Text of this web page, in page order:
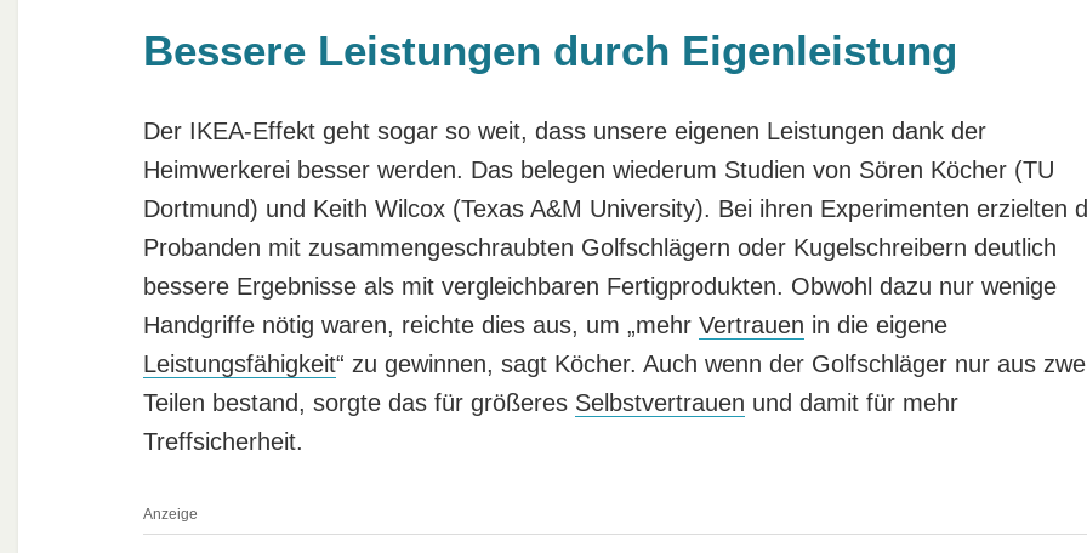
Bessere Leistungen durch Eigenleistung
Der IKEA-Effekt geht sogar so weit, dass unsere eigenen Leistungen dank der
Heimwerkerei besser werden. Das belegen wiederum Studien von Sören Köcher (TU
Dortmund) und Keith Wilcox (Texas A&M University). Bei ihren Experimenten erzielten
Probanden mit zusammengeschraubten Golfschlägern oder Kugelschreibern deutlich
bessere Ergebnisse als mit vergleichbaren Fertigprodukten. Obwohl dazu nur wenige
Handgriffe nötig waren, reichte dies aus, um „mehr Vertrauen in die eigene
Leistungsfähigkeit“ zu gewinnen, sagt Köcher. Auch wenn der Golfschläger nur aus
Teilen bestand, sorgte das für größeres Selbstvertrauen und damit für mehr
Treffsicherheit.
Anzeige